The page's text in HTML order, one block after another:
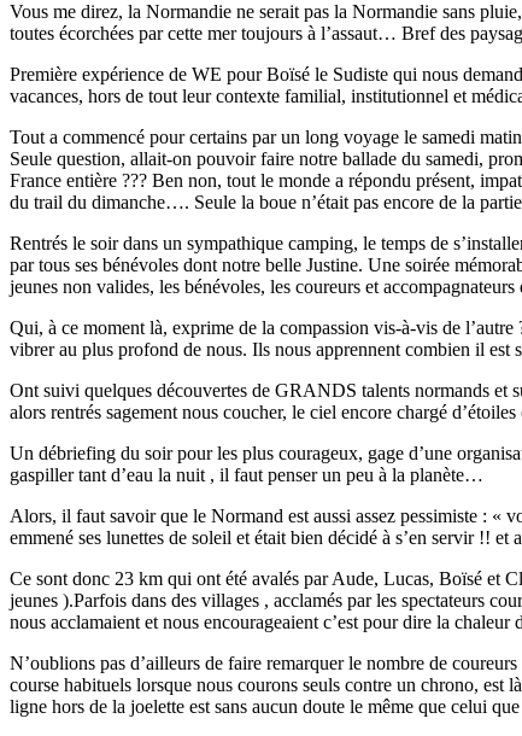
Vous me direz, la Normandie ne serait pas la Normandie sans
toutes écorchées par cette mer toujours à l’assaut… Bref des
Première expérience de WE pour Boïsé le Sudiste qui nous
vacances, hors de tout leur contexte familial, institutionnel et
Tout a commencé pour certains par un long voyage le samedi
Seule question, allait-on pouvoir faire notre ballade du samedi,
France entière ??? Ben non, tout le monde a répondu présent,
du trail du dimanche…. Seule la boue n’était pas encore de la
Rentrés le soir dans un sympathique camping, le temps de
par tous ses bénévoles dont notre belle Justine. Une soirée
jeunes non valides, les bénévoles, les coureurs et
Qui, à ce moment là, exprime de la compassion vis-à-vis de
vibrer au plus profond de nous. Ils nous apprennent combien il est
Ont suivi quelques découvertes de GRANDS talents normands et
alors rentrés sagement nous coucher, le ciel encore chargé
Un débriefing du soir pour les plus courageux, gage d’une
gaspiller tant d’eau la nuit , il faut penser un peu à la planète…
Alors, il faut savoir que le Normand est aussi assez pessimiste : «
emmené ses lunettes de soleil et était bien décidé à s’en servir !!
Ce sont donc 23 km qui ont été avalés par Aude, Lucas, Boïsé et
jeunes ).Parfois dans des villages , acclamés par les spectateurs
nous acclamaient et nous encourageaient c’est pour dire la
N’oublions pas d’ailleurs de faire remarquer le nombre de
course habituels lorsque nous courons seuls contre un chrono, est
ligne hors de la joelette est sans aucun doute le même que celui